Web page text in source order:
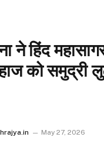
ने हिंद
को समुद्री
May 27, 2026